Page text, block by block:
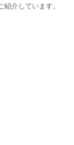
介しています。